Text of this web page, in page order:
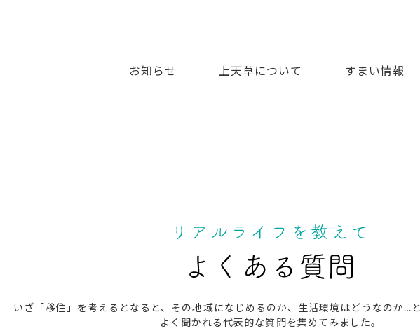
お知らせ 上天草について すまい情報
いざ「移住」を考えるとなると、その地域になじめるのか、生活環境はどうなのか…
よく聞かれる代表的な質問を集めてみました。